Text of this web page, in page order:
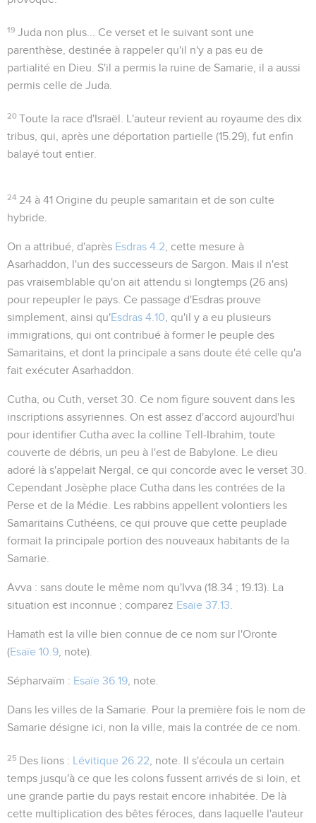
19 Juda non plus...
Ce verset et le suivant sont une
parenthèse, destinée à rappeler qu'il n'y a pas eu de
partialité en Dieu. S'il a permis la ruine de Samarie, il a aussi
permis celle de Juda.
20 Toute la race d'Israël . L'auteur revient au royaume des dix
tribus, qui, après une déportation partielle (15.29), fut enfin
balayé tout entier.
24 24 à 41 Origine du peuple samaritain et de son culte
hybride.
On a attribué, d'après Esdras 4.2 , cette mesure à
Asarhaddon, l'un des successeurs de Sargon. Mais il n'est
pas vraisemblable qu'on ait attendu si longtemps (26 ans)
pour repeupler le pays. Ce passage d'Esdras prouve
simplement, ainsi qu'Esdras 4.10 , qu'il y a eu plusieurs
immigrations, qui ont contribué à former le peuple des
Samaritains, et dont la principale a sans doute été celle qu'a
fait exécuter Asarhaddon.
Cutha , ou Cuth, verset 30. Ce nom figure souvent dans les
inscriptions assyriennes. On est assez d'accord aujourd'hui
pour identifier Cutha avec la colline Tell-Ibrahim, toute
couverte de débris, un peu à l'est de Babylone. Le dieu
adoré là s'appelait Nergal, ce qui concorde avec le verset 30.
Cependant Josèphe place Cutha dans les contrées de la
Perse et de la Médie. Les rabbins appellent volontiers les
Samaritains Cuthéens, ce qui prouve que cette peuplade
formait la principale portion des nouveaux habitants de la
Samarie.
Avva : sans doute le même nom qu'Ivva (18.34 ; 19.13). La
situation est inconnue ; comparez Esaïe 37.13
Hamath est la ville bien connue de ce nom sur l'Oronte
(Esaïe 10.9 , note).
Sépharvaïm : Esaïe 36.19 , note.
Dans les villes de la Samarie . Pour la première fois le nom de
Samarie désigne ici, non la ville, mais la contrée de ce nom.
25 Des lions : Lévitique 26.22 , note. Il s'écoula un certain
temps jusqu'à ce que les colons fussent arrivés de si loin, et
une grande partie du pays restait encore inhabitée. De là
cette multiplication des bêtes féroces, dans laquelle l'auteur